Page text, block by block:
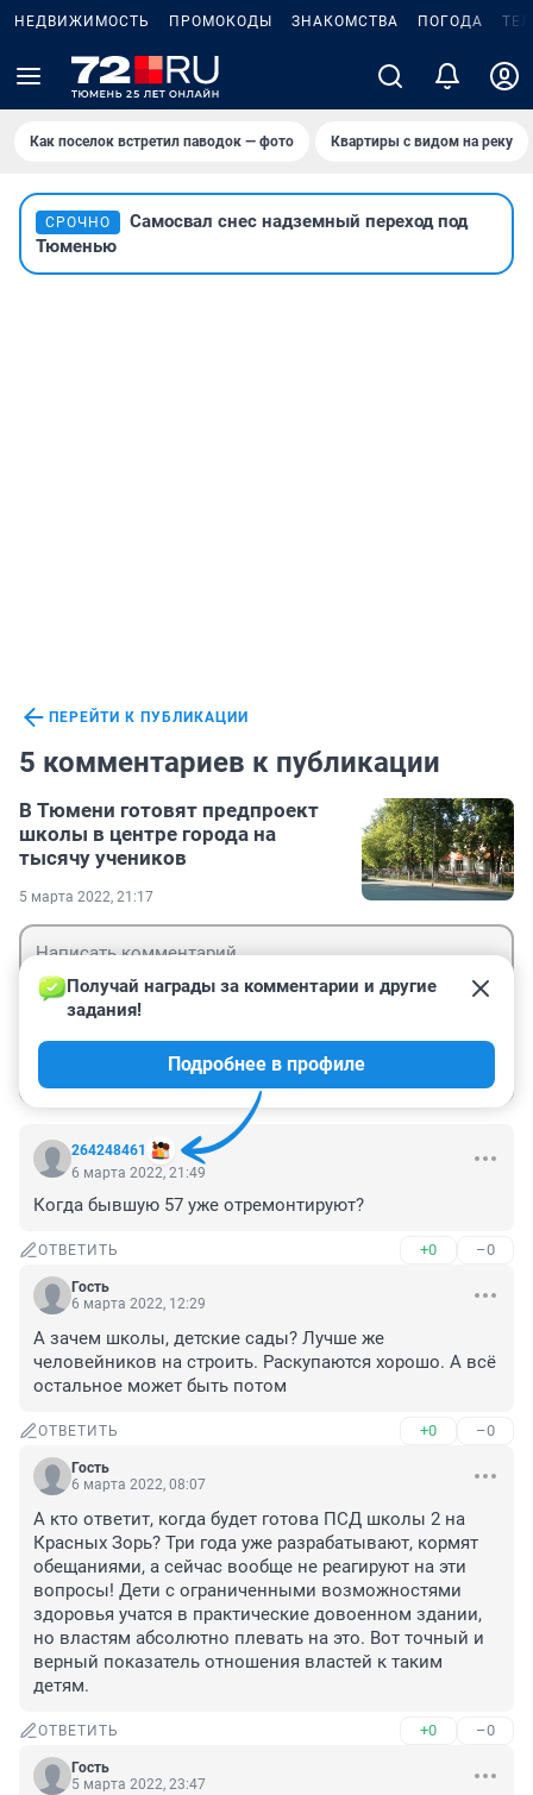
НЕДВИЖИМОСТЬ ПРОМОКОДЫ ЗНАКОМСТВА ПОГОДА
Как поселок встретил паводок — фото Квартиры с видом на реку
СРОЧНО
Самосвал снес надземный переход под
Тюменью
ПЕРЕЙТИ К ПУБЛИКАЦИИ
5 комментариев к публикации
В Тюмени готовят предпроект
школы в центре города на
тысячу учеников
5 марта 2022, 21:17
264248461
Получай награды за комментарии и другие
задания!
Подробнее в профиле
6 марта 2022, 21:49
Когда бывшую 57 уже отремонтируют?
ОТВЕТИТЬ +0 –0
Гость
6 марта 2022, 12:29
А зачем школы, детские сады? Лучше же
человейников на строить. Раскупаются хорошо. А всё
остальное может быть потом
ОТВЕТИТЬ +0 –0
Гость
6 марта 2022, 08:07
А кто ответит, когда будет готова ПСД школы 2 на
Красных Зорь? Три года уже разрабатывают, кормят
обещаниями, а сейчас вообще не реагируют на эти
вопросы! Дети с ограниченными возможностями
здоровья учатся в практические довоенном здании,
но властям абсолютно плевать на это. Вот точный и
верный показатель отношения властей к таким
детям.
ОТВЕТИТЬ +0 –0
Гость
5 марта 2022, 23:47